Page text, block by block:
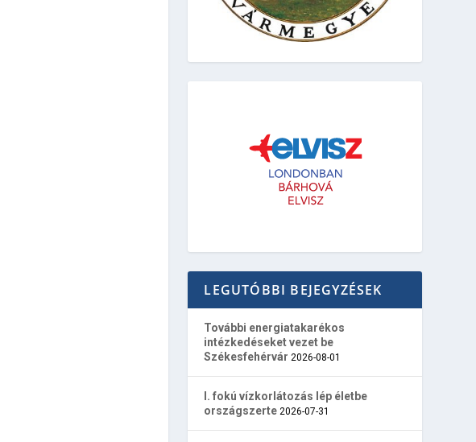
LEGUTÓBBI BEJEGYZÉSEK
További energiatakarékos
intézkedéseket vezet be
Székesfehérvár 2026-08-01
I. fokú vízkorlátozás lép életbe
országszerte 2026-07-31